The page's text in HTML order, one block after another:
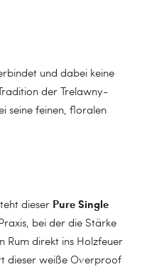
und dabei keine
der Trelawny-
seine feinen, floralen
dieser Pure Single
bei der die Stärke
Rum direkt ins Holzfeuer
dieser weiße Overproof